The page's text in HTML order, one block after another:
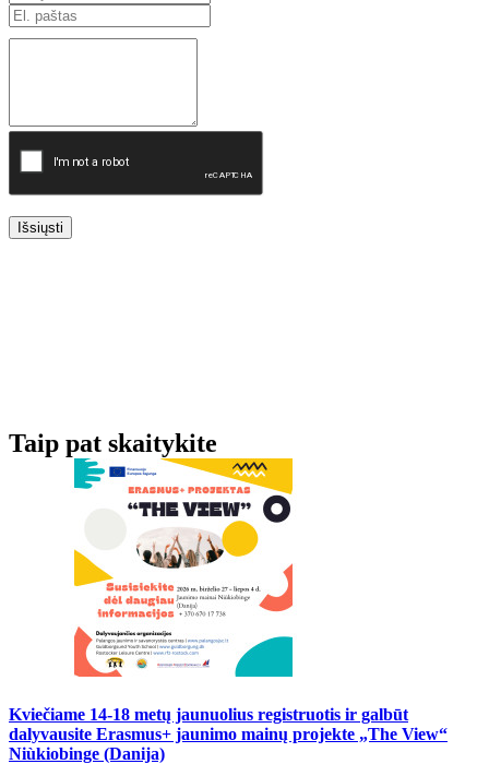
Išsiųsti
Taip pat skaitykite
Kviečiame 14-18 metų jaunuolius registruotis ir galbūt
dalyvausite Erasmus+ jaunimo mainų projekte „The View“
Niùkiobinge (Danija)